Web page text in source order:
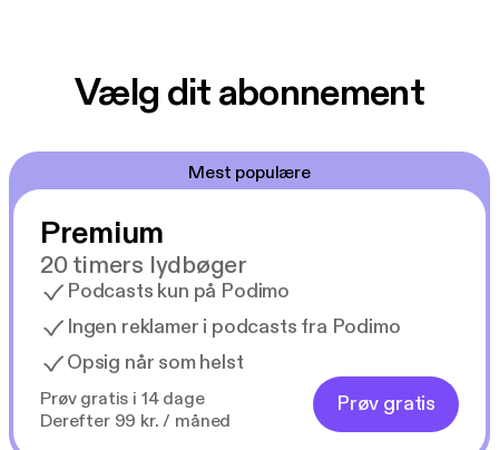
Vælg dit abonnement
Mest populære
Premium
20 timers lydbøger
Podcasts kun på Podimo
Ingen reklamer i podcasts fra Podimo
Opsig når som helst
Prøv gratis i 14 dage
Derefter 99 kr. / måned
Prøv gratis